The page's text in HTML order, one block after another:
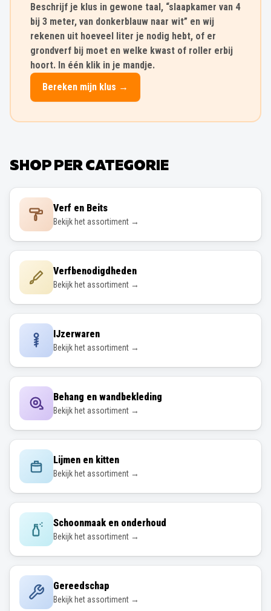
Beschrijf je klus in gewone taal, “slaapkamer van 4
bij 3 meter, van donkerblauw naar wit” en wij
rekenen uit hoeveel liter je nodig hebt, of er
grondverf bij moet en welke kwast of roller erbij
hoort. In één klik in je mandje.
Bereken mijn klus →
SHOP PER CATEGORIE
Verf en Beits
Bekijk het assortiment →
Verfbenodigdheden
Bekijk het assortiment →
IJzerwaren
Bekijk het assortiment →
Behang en wandbekleding
Bekijk het assortiment →
Lijmen en kitten
Bekijk het assortiment →
Schoonmaak en onderhoud
Bekijk het assortiment →
Gereedschap
Bekijk het assortiment →